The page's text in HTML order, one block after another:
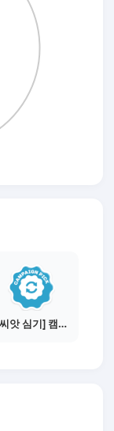
[씨앗 심기] 캠페인 선택하기 - PICK 1개